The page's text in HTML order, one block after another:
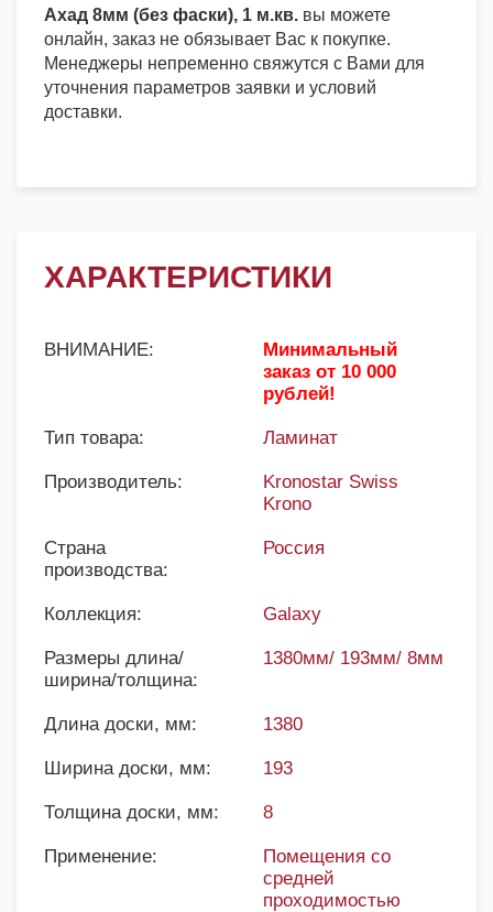
Ахад 8мм (без фаски), 1 м.кв. вы можете
онлайн, заказ не обязывает Вас к покупке.
Менеджеры непременно свяжутся с Вами для
уточнения параметров заявки и условий
доставки.
ХАРАКТЕРИСТИКИ
ВНИМАНИЕ:
Минимальный
заказ от 10 000
рублей!
Тип товара: Ламинат
Производитель:
Kronostar Swiss
Krono
Страна
производства:
Россия
Коллекция: Galaxy
Размеры длина/
ширина/толщина:
1380мм/ 193мм/ 8мм
Длина доски, мм: 1380
Ширина доски, мм: 193
Толщина доски, мм: 8
Применение:
Помещения со
средней
проходимостью